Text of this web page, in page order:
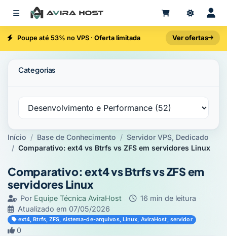
Poupe até 53% no VPS · Oferta limitada Ver ofertas
Categorias
Início Base de Conhecimento
Servidor VPS, Dedicado
Comparativo: ext4 vs Btrfs vs ZFS em servidores Linux
Comparativo: ext4 vs Btrfs vs ZFS em
servidores Linux
Por Equipe Técnica AviraHost 16 min de leitura
Atualizado em 07/05/2026
ext4, Btrfs, ZFS, sistema-de-arquivos, Linux, AviraHost, servidor
0